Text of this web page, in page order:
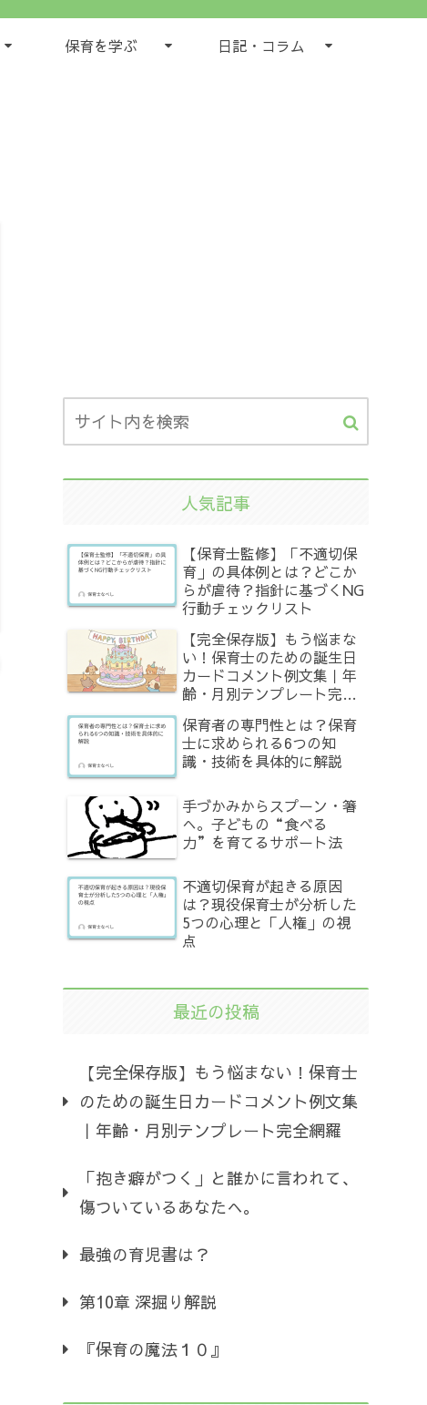
保育を学ぶ 日記・コラム
人気記事
【保育士監修】「不適切保
育」の具体例とは？どこか
らが虐待？指針に基づくNG
行動チェックリスト
【完全保存版】もう悩まな
い！保育士のための誕生日
カードコメント例文集｜年
齢・月別テンプレート完全
保育者の専門性とは？保育
士に求められる6つの知
識・技術を具体的に解説
手づかみからスプーン・箸
へ。子どもの“食べる
力”を育てるサポート法
不適切保育が起きる原因
は？現役保育士が分析した
5つの心理と「人権」の視
点
最近の投稿
【完全保存版】もう悩まない！保育士
のための誕生日カードコメント例文集
｜年齢・月別テンプレート完全網羅
「抱き癖がつく」と誰かに言われて、
傷ついているあなたへ。
最強の育児書は？
第10章 深掘り解説
『保育の魔法１０』